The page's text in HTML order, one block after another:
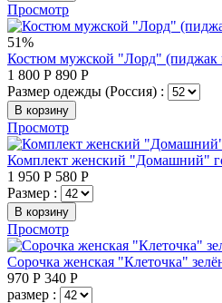
Просмотр
51%
Костюм мужской "Лорд" (пиджак
1 800 Р 890 Р
Размер одежды (Россия) :
В корзину
Просмотр
Комплект женский "Домашний"
1 950 Р 580 Р
Размер :
В корзину
Просмотр
Сорочка женская "Клеточка"
970 Р 340 Р
размер :